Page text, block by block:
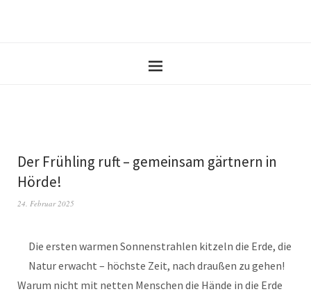
Der Frühling ruft – gemeinsam gärtnern in
Hörde!
24. Februar 2025
Die ersten warmen Sonnenstrahlen kitzeln die Erde, die
Natur erwacht – höchste Zeit, nach draußen zu gehen!
Warum nicht mit netten Menschen die Hände in die Erde